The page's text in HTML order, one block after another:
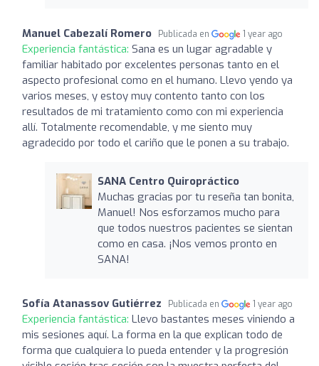
Manuel Cabezalí Romero Publicada en 1 year ago
Experiencia fantástica: Sana es un lugar agradable y
familiar habitado por excelentes personas tanto en el
aspecto profesional como en el humano. Llevo yendo ya
varios meses, y estoy muy contento tanto con los
resultados de mi tratamiento como con mi experiencia
allí. Totalmente recomendable, y me siento muy
agradecido por todo el cariño que le ponen a su trabajo.
SANA Centro Quiropráctico
Muchas gracias por tu reseña tan bonita,
Manuel! Nos esforzamos mucho para
que todos nuestros pacientes se sientan
como en casa. ¡Nos vemos pronto en
SANA!
Sofía Atanassov Gutiérrez Publicada en 1 year ago
Experiencia fantástica: Llevo bastantes meses viniendo a
mis sesiones aquí. La forma en la que explican todo de
forma que cualquiera lo pueda entender y la progresión